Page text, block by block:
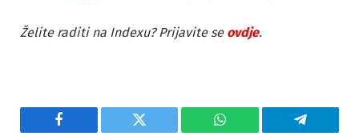
Želite raditi na Indexu? Prijavite se ovdje.
Facebook Twitter WhatsApp Telegram